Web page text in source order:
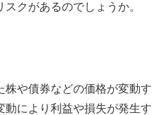
クがあるのでしょうか。
株や債券などの価格が変動す
動により利益や損失が発生す